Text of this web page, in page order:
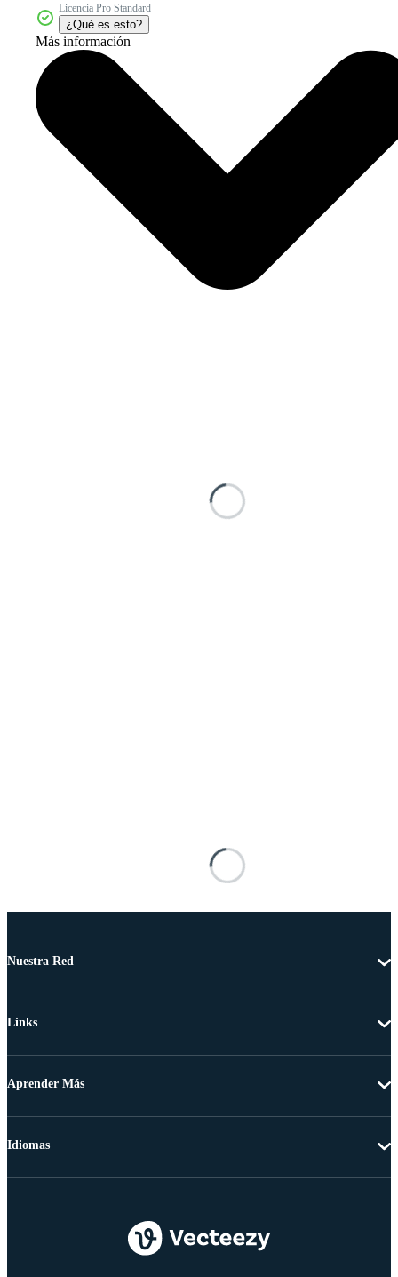
Licencia Pro Standard
¿Qué es esto?
Más información
Nuestra Red
Links
Aprender Más
Idiomas